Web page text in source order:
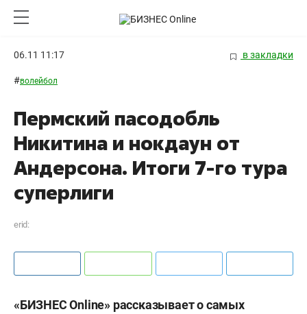
06.11 11:17 в закладки
#волейбол
Пермский пасодобль
Никитина и нокдаун от
Андерсона. Итоги 7-го тура
суперлиги
erid:
«БИЗНЕС Online» рассказывает о самых